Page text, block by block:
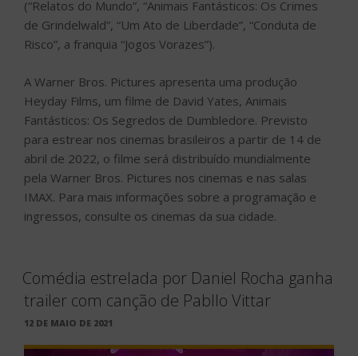
pela Warner Bros. Pictures nos cinemas e nas salas
IMAX. Para mais informações sobre a programação e
ingressos, consulte os cinemas da sua cidade.
Comédia estrelada por Daniel Rocha ganha
trailer com canção de Pabllo Vittar
PUBLICADO
12 DE MAIO DE 2021